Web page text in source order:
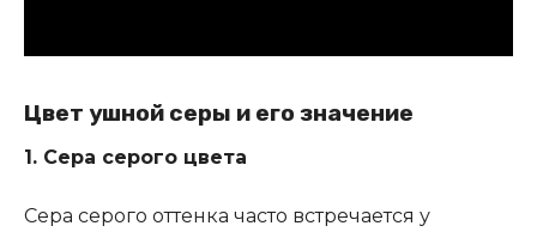
Цвет ушной серы и его значение
1. Сера серого цвета
Сера серого оттенка часто встречается у